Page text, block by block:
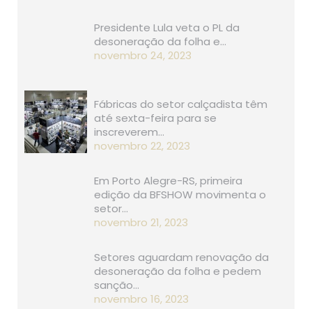
Presidente Lula veta o PL da
desoneração da folha e…
novembro 24, 2023
Fábricas do setor calçadista têm
até sexta-feira para se
inscreverem…
novembro 22, 2023
Em Porto Alegre-RS, primeira
edição da BFSHOW movimenta o
setor…
novembro 21, 2023
Setores aguardam renovação da
desoneração da folha e pedem
sanção…
novembro 16, 2023